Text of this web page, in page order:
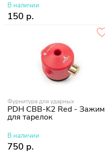
В наличии
150 р.
Фурнитура для ударных
PDH CBB-K2 Red - Зажим
для тарелок
В наличии
750 р.